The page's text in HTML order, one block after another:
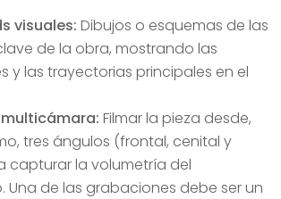
visuales: Dibujos o esquemas de las
de la obra, mostrando las
y las trayectorias principales en el
Filmar la pieza desde,
tres ángulos (frontal, cenital y
capturar la volumetría del
Una de las grabaciones debe ser un